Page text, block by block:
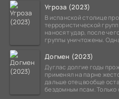
Угроза (2023)
В испанской столице
террористической
наносят удар, после
группы уничтожены.
Догмен (2023)
Дуглас долгие годы
применял на парне
дальше отец вообще
бездомным псам. Только